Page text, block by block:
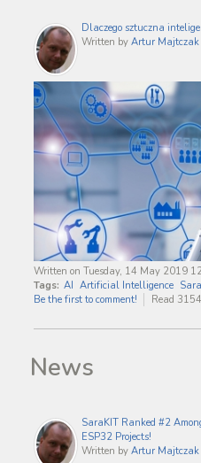
Dlaczego sztuczna
Written by Artur Majtczak
Written on Tuesday, 14 May 2019
Tags: AI Artificial Intelligence
Be the first to comment!
Read
News
SaraKIT Ranked #2
ESP32 Projects!
Written by Artur Majtczak